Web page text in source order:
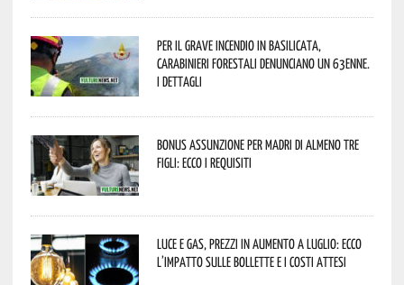
Per il grave incendio in Basilicata,
Carabinieri forestali denunciano un 63enne.
I dettagli
Bonus assunzione per madri di almeno tre
figli: ecco i requisiti
Luce e gas, prezzi in aumento a luglio: ecco
l’impatto sulle bollette e i costi attesi